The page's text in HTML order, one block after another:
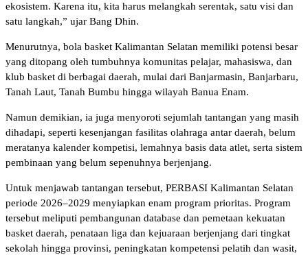
ekosistem. Karena itu, kita harus melangkah serentak, satu visi dan
satu langkah,” ujar Bang Dhin.
Menurutnya, bola basket Kalimantan Selatan memiliki potensi besar
yang ditopang oleh tumbuhnya komunitas pelajar, mahasiswa, dan
klub basket di berbagai daerah, mulai dari Banjarmasin, Banjarbaru,
Tanah Laut, Tanah Bumbu hingga wilayah Banua Enam.
Namun demikian, ia juga menyoroti sejumlah tantangan yang masih
dihadapi, seperti kesenjangan fasilitas olahraga antar daerah, belum
meratanya kalender kompetisi, lemahnya basis data atlet, serta sistem
pembinaan yang belum sepenuhnya berjenjang.
Untuk menjawab tantangan tersebut, PERBASI Kalimantan Selatan
periode 2026–2029 menyiapkan enam program prioritas. Program
tersebut meliputi pembangunan database dan pemetaan kekuatan
basket daerah, penataan liga dan kejuaraan berjenjang dari tingkat
sekolah hingga provinsi, peningkatan kompetensi pelatih dan wasit,